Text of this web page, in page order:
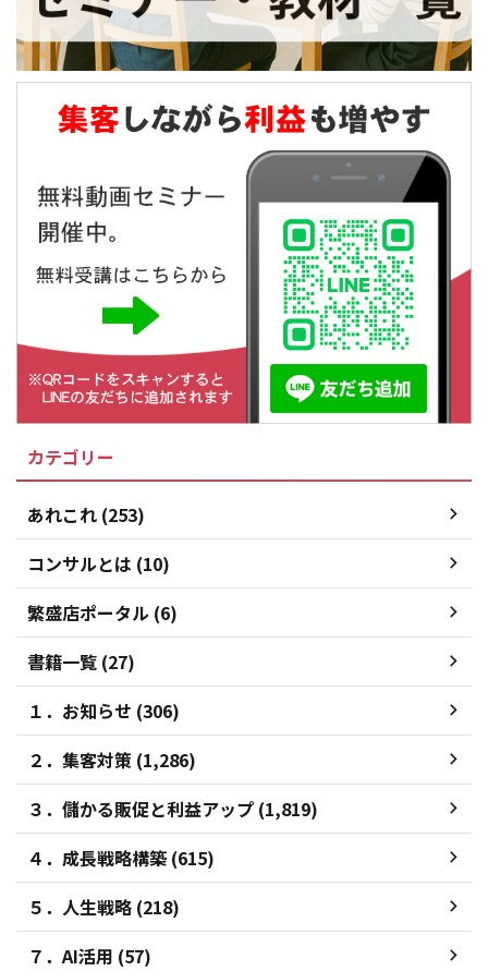
カテゴリー
あれこれ (253)
コンサルとは (10)
繁盛店ポータル (6)
書籍一覧 (27)
１．お知らせ (306)
２．集客対策 (1,286)
３．儲かる販促と利益アップ (1,819)
４．成長戦略構築 (615)
５．人生戦略 (218)
７．AI活用 (57)